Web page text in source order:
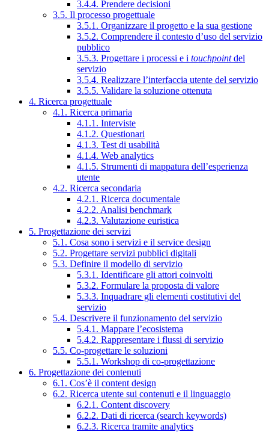
3.4.4. Prendere decisioni
3.5. Il processo progettuale
3.5.1. Organizzare il progetto e la sua gestione
3.5.2. Comprendere il contesto d’uso del servizio
pubblico
3.5.3. Progettare i processi e i touchpointdel
servizio
3.5.4. Realizzare l’interfaccia utente del servizio
3.5.5. Validare la soluzione ottenuta
4. Ricerca progettuale
4.1. Ricerca primaria
4.1.1. Interviste
4.1.2. Questionari
4.1.3. Test di usabilità
4.1.4. Web analytics
4.1.5. Strumenti di mappatura dell’esperienza
utente
4.2. Ricerca secondaria
4.2.1. Ricerca documentale
4.2.2. Analisi benchmark
4.2.3. Valutazione euristica
5. Progettazione dei servizi
5.1. Cosa sono i servizi e il service design
5.2. Progettare servizi pubblici digitali
5.3. Definire il modello di servizio
5.3.1. Identificare gli attori coinvolti
5.3.2. Formulare la proposta di valore
5.3.3. Inquadrare gli elementi costitutivi del
servizio
5.4. Descrivere il funzionamento del servizio
5.4.1. Mappare l’ecosistema
5.4.2. Rappresentare i flussi di servizio
5.5. Co-progettare le soluzioni
5.5.1. Workshop di co-progettazione
6. Progettazione dei contenuti
6.1. Cos’è il content design
6.2. Ricerca utente sui contenuti e il linguaggio
6.2.1. Content discovery
6.2.2. Dati di ricerca (search keywords)
6.2.3. Ricerca tramite analytics